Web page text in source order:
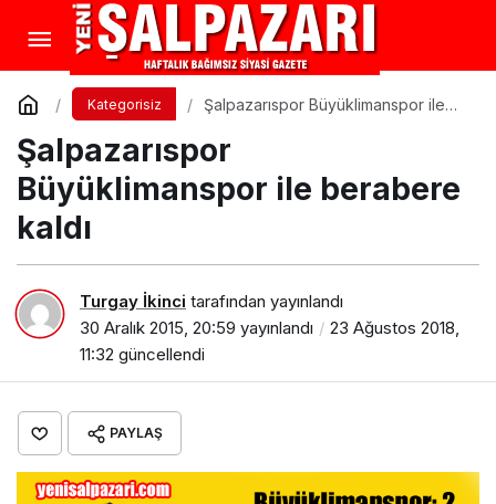
Kategorisiz
Şalpazarıspor Büyüklimanspor ile
Şalpazarıspor
Büyüklimanspor ile berabere
kaldı
Turgay İkinci tarafından yayınlandı
30 Aralık 2015, 20:59 yayınlandı
23 Ağustos 2018,
11:32 güncellendi
PAYLAŞ